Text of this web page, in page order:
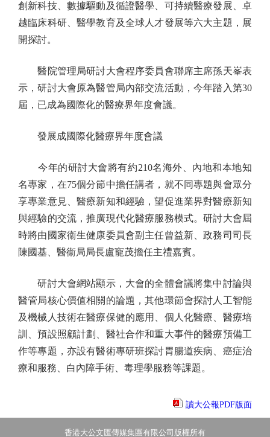
創新科技、數據驅動及循證醫學、可持續醫療發展、卓
越臨床科研、醫學教育及全球人才發展等六大主題，展
開探討。
醫院管理局研討大會程序委員會聯席主席孫天峯表
示，研討大會原為醫管局內部交流活動，今年踏入第30
屆，已成為國際化的醫療界年度會議。
發展成國際化醫療界年度會議
今年的研討大會將有約210名海外、內地和本地知
名專家，在75個分節中擔任講者，就不同專題與會眾分
享專業意見、醫療新知和經驗，望促進業界對醫療新知
與經驗的交流，推廣現代化醫療服務模式。研討大會屆
時將由國家衞生健康委員會副主任曾益新、政務司司長
陳國基、醫衞局局長盧寵茂擔任主禮嘉賓。
研討大會網站顯示，大會的全體會議將集中討論與
醫管局核心價值相關的論題，其他環節會探討人工智能
及機械人技術在醫療保健的應用、個人化醫療、醫療培
訓、預設照顧計劃、醫社合作和重大事件的醫療預備工
作等專題，亦設有醫術專研班探討胃腸道疾病、癌症治
療和服務、白內障手術、毒理學服務等課題。
讀大公報PDF版面
香港大公文匯傳媒集團有限公司版權所有